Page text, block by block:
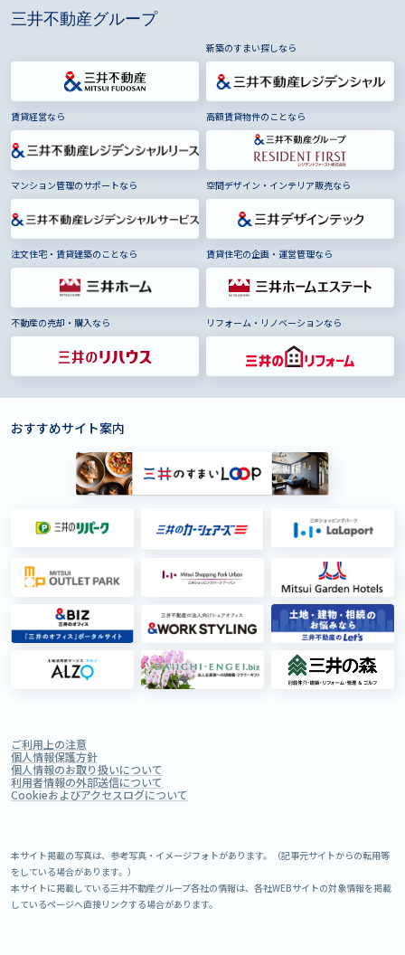
三井不動産グループ
新築のすまい探しなら
賃貸経営なら 高額賃貸物件のことなら
マンション管理のサポートなら 空間デザイン・インテリア販売なら
注文住宅・賃貸建築のことなら 賃貸住宅の企画・運営管理なら
不動産の売却・購入なら リフォーム・リノベーションなら
おすすめサイト案内
ご利用上の注意
個人情報保護方針
個人情報のお取り扱いについて
利用者情報の外部送信について
Cookieおよびアクセスログについて
本サイト掲載の写真は、参考写真・イメージフォトがあります。（記事元サイトからの転用等
をしている場合があります。）
本サイトに掲載している三井不動産グループ各社の情報は、各社WEBサイトの対象情報を掲載
しているページへ直接リンクする場合があります。